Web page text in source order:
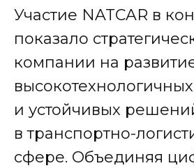
Участие NATCAR в
показало
компании на
высокотехнологичных
и устойчивых
в транспортно-
сфере. Объединяя